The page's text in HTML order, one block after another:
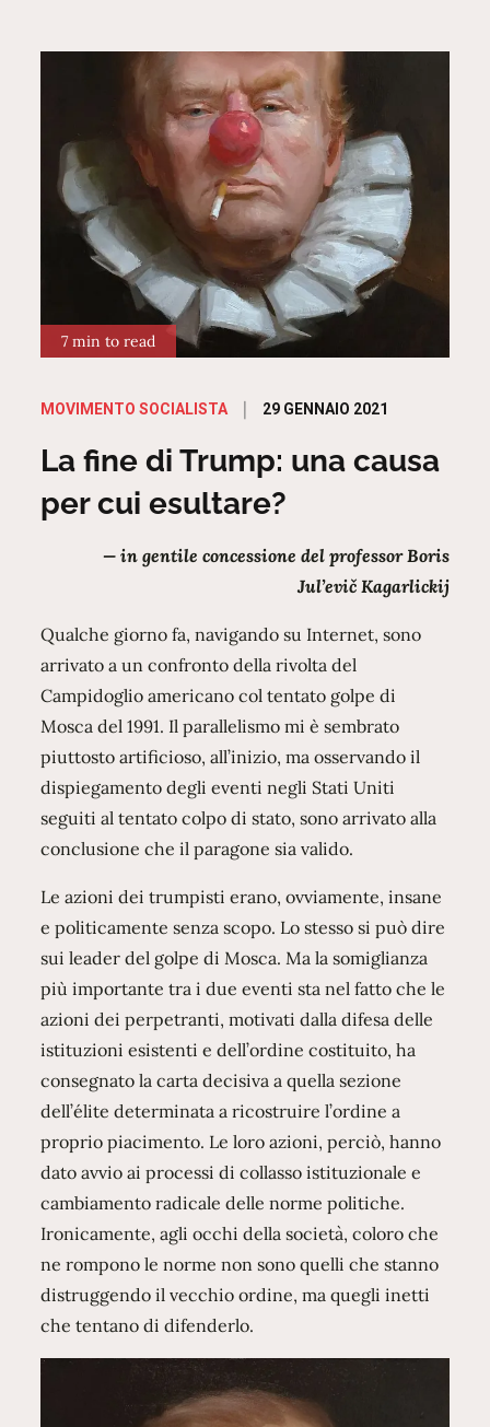
7 min to read
MOVIMENTO SOCIALISTA
Posted
29 GENNAIO 2021
La fine di Trump: una causa
per cui esultare?
— in gentile concessione del professor Boris
Jul’evič Kagarlickij
Qualche giorno fa, navigando su Internet, sono
arrivato a un confronto della rivolta del
Campidoglio americano col tentato golpe di
Mosca del 1991. Il parallelismo mi è sembrato
piuttosto artificioso, all’inizio, ma osservando il
dispiegamento degli eventi negli Stati Uniti
seguiti al tentato colpo di stato, sono arrivato alla
conclusione che il paragone sia valido.
Le azioni dei trumpisti erano, ovviamente, insane
e politicamente senza scopo. Lo stesso si può dire
sui leader del golpe di Mosca. Ma la somiglianza
più importante tra i due eventi sta nel fatto che le
azioni dei perpetranti, motivati dalla difesa delle
istituzioni esistenti e dell’ordine costituito, ha
consegnato la carta decisiva a quella sezione
dell’élite determinata a ricostruire l’ordine a
proprio piacimento. Le loro azioni, perciò, hanno
dato avvio ai processi di collasso istituzionale e
cambiamento radicale delle norme politiche.
Ironicamente, agli occhi della società, coloro che
ne rompono le norme non sono quelli che stanno
distruggendo il vecchio ordine, ma quegli inetti
che tentano di difenderlo.